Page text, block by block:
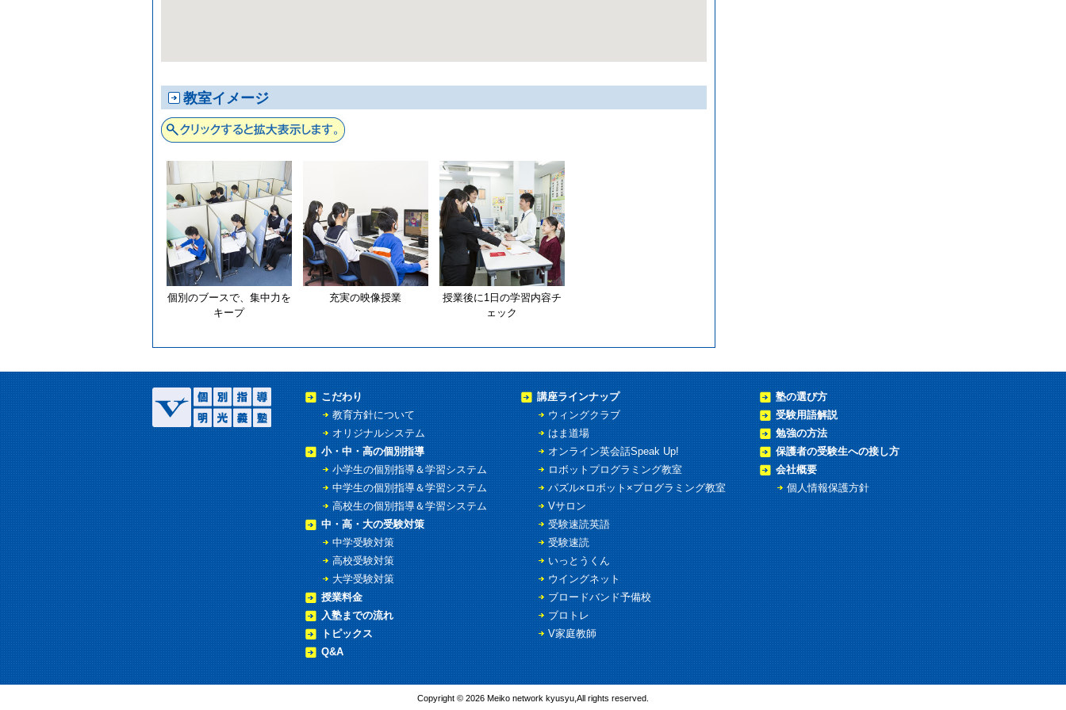
教室イメージ
個別のブースで、集中力を
キープ
充実の映像授業
授業後に1日の学習内容チ
ェック
こだわり
教育方針について
オリジナルシステム
小・中・高の個別指導
小学生の個別指導＆学習システム
中学生の個別指導＆学習システム
高校生の個別指導＆学習システム
中・高・大の受験対策
中学受験対策
高校受験対策
大学受験対策
授業料金
入塾までの流れ
トピックス
Q&A
講座ラインナップ
ウィングクラブ
はま道場
オンライン英会話Speak Up!
ロボットプログラミング教室
パズル×ロボット×プログラミング教室
Vサロン
受験速読英語
受験速読
いっとうくん
ウイングネット
ブロードバンド予備校
ブロトレ
V家庭教師
塾の選び方
受験用語解説
勉強の方法
保護者の受験生への接し方
会社概要
個人情報保護方針
Copyright © 2026 Meiko network kyusyu,All rights reserved.